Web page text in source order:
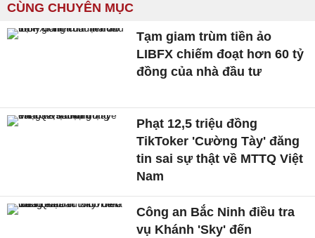
CÙNG CHUYÊN MỤC
Tạm giam trùm tiền ảo
LIBFX chiếm đoạt hơn 60 tỷ
đồng của nhà đầu tư
Phạt 12,5 triệu đồng
TikToker 'Cường Tày' đăng
tin sai sự thật về MTTQ Việt
Nam
Công an Bắc Ninh điều tra
vụ Khánh 'Sky' đến